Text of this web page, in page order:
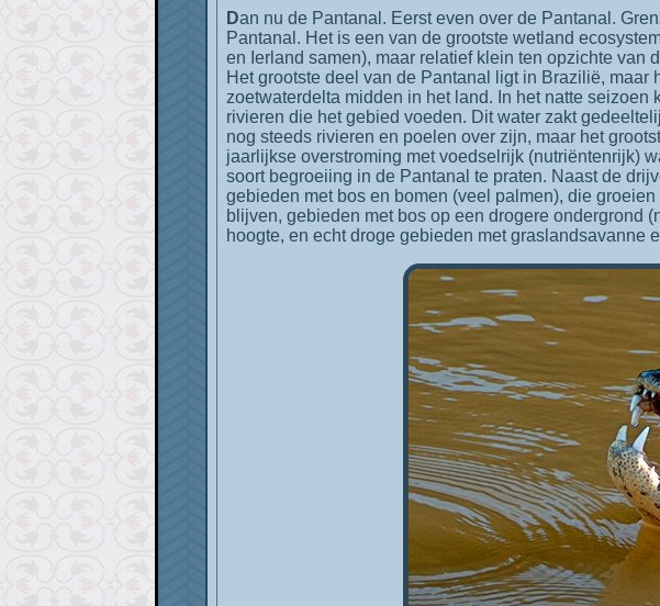
Dan nu de Pantanal. Eerst even over de Pantanal. Grenzend aan het meest zuidelijke deel van de Amazone ligt de enorme
Pantanal. Het is een van de grootste wetland
en Ierland samen), maar relatief klein ten opzichte van
Het grootste deel van de Pantanal ligt in Brazilië,
zoetwaterdelta midden in het land. In het natte
rivieren die het gebied voeden. Dit water zakt
nog steeds rivieren en poelen over zijn, maar het
jaarlijkse overstroming met voedselrijk (nutriëntenrijk)
soort begroeiing in de Pantanal te praten. Naast de
gebieden met bos en bomen (veel palmen), die
blijven, gebieden met bos op een drogere ondergrond
hoogte, en echt droge gebieden met graslandsavanne